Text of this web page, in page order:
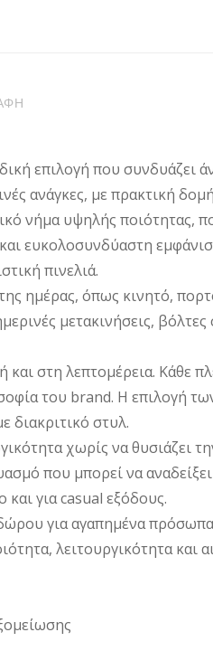
επιλογή που συνδυάζει
ανάγκες, με πρακτική
νήμα υψηλής ποιότητας,
ευκολοσυνδύαστη
πινελιά.
ημέρας, όπως κινητό,
μετακινήσεις,
στη λεπτομέρεια. Κάθε
του brand. Η επιλογή
διακριτικό στυλ.
χωρίς να θυσιάζει
που μπορεί να
και για casual εξόδους.
για αγαπημένα
λειτουργικότητα και